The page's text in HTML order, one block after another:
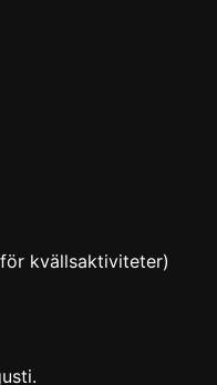
kvällsaktiviteter)